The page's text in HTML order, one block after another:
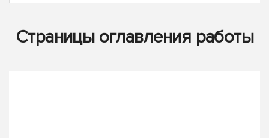
Страницы оглавления работы